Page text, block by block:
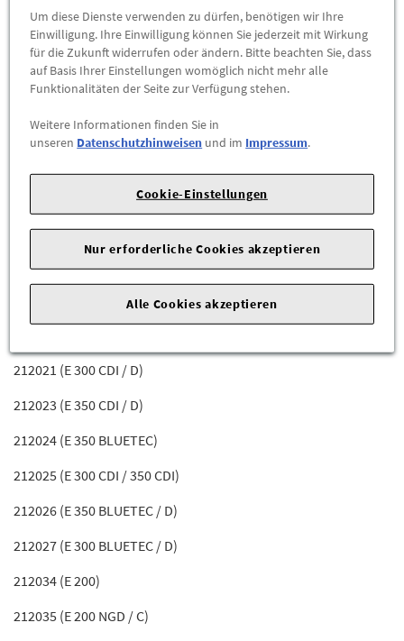
Zum Beispiel passend (kann Ausstattung- oder
Fahrgestellnummerabhängig sein) für die Mercedes-Benz
Modelle:
212001 (E 220 BLUETEC / D)
212002 (E 220 CDI / D)
212004 (E 250 BLUETEC / D)
212005 (E 200 CDI / D)
212006 (E 200 BLUETEC / D)
212011 (E 220 BLUETEC / D 4MATIC)
212021 (E 300 CDI / D)
212023 (E 350 CDI / D)
212024 (E 350 BLUETEC)
212025 (E 300 CDI / 350 CDI)
212026 (E 350 BLUETEC / D)
212027 (E 300 BLUETEC / D)
212034 (E 200)
212035 (E 200 NGD / C)
Um diese Dienste verwenden zu dürfen, benötigen wir Ihre
Einwilligung. Ihre Einwilligung können Sie jederzeit mit Wirkung
für die Zukunft widerrufen oder ändern. Bitte beachten Sie, dass
auf Basis Ihrer Einstellungen womöglich nicht mehr alle
Funktionalitäten der Seite zur Verfügung stehen.
Weitere Informationen finden Sie in
unseren Datenschutzhinweisen und im Impressum.
Cookie-Einstellungen
Nur erforderliche Cookies akzeptieren
Alle Cookies akzeptieren